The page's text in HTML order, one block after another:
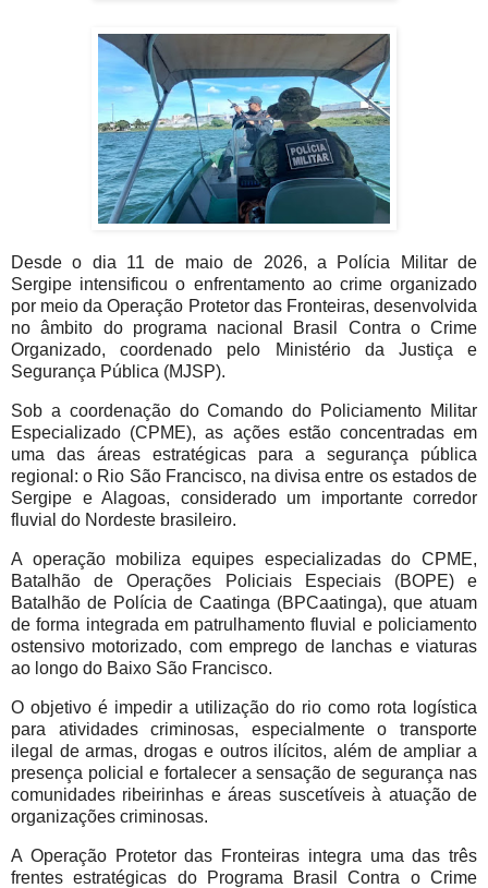
Desde o dia 11 de maio de 2026, a Polícia Militar de
Sergipe intensificou o enfrentamento ao crime organizado
por meio da Operação Protetor das Fronteiras, desenvolvida
no âmbito do programa nacional Brasil Contra o Crime
Organizado, coordenado pelo Ministério da Justiça e
Segurança Pública (MJSP).
Sob a coordenação do Comando do Policiamento Militar
Especializado (CPME), as ações estão concentradas em
uma das áreas estratégicas para a segurança pública
regional: o Rio São Francisco, na divisa entre os estados de
Sergipe e Alagoas, considerado um importante corredor
fluvial do Nordeste brasileiro.
A operação mobiliza equipes especializadas do CPME,
Batalhão de Operações Policiais Especiais (BOPE) e
Batalhão de Polícia de Caatinga (BPCaatinga), que atuam
de forma integrada em patrulhamento fluvial e policiamento
ostensivo motorizado, com emprego de lanchas e viaturas
ao longo do Baixo São Francisco.
O objetivo é impedir a utilização do rio como rota logística
para atividades criminosas, especialmente o transporte
ilegal de armas, drogas e outros ilícitos, além de ampliar a
presença policial e fortalecer a sensação de segurança nas
comunidades ribeirinhas e áreas suscetíveis à atuação de
organizações criminosas.
A Operação Protetor das Fronteiras integra uma das três
frentes estratégicas do Programa Brasil Contra o Crime